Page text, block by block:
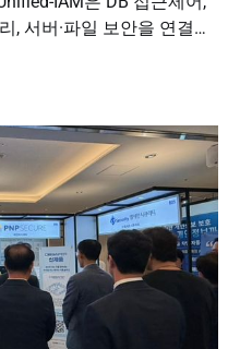
, 서버·파일 보안을 연결해
융권